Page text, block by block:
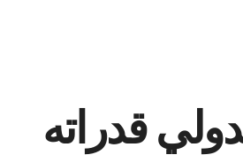
قدراته